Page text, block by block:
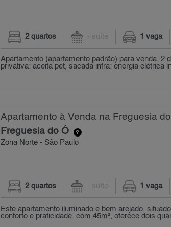
2 quartos - suíte 1 vaga
Apartamento (apartamento padrão) para venda, 2
privativa: aceita pet, sacada infra: energia elétrica
Apartamento à Venda na Freguesia
Freguesia do Ó-
Zona Norte - São Paulo
2 quartos - suíte 1 vaga
Este apartamento iluminado e bem arejado,
conforto e praticidade. com 45m², oferece dois